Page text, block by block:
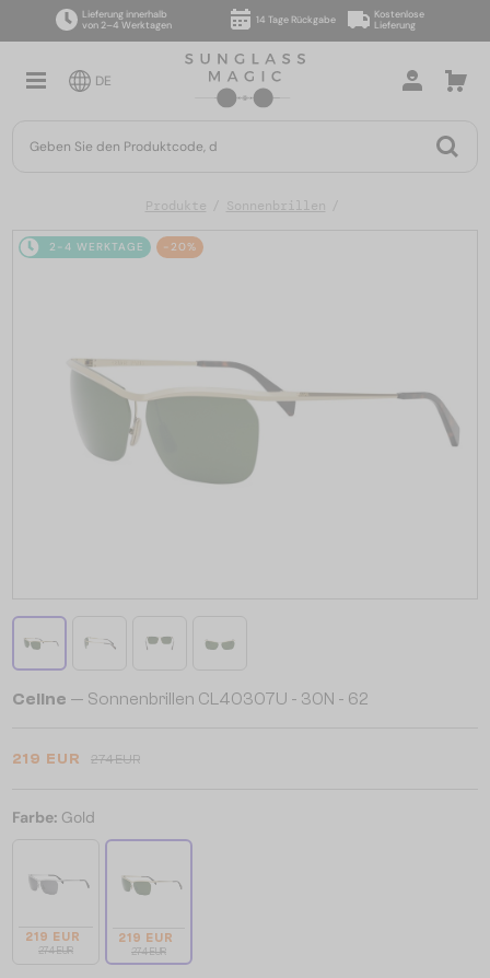
Lieferung innerhalb
von 2–4 Werktagen
14 Tage Rückgabe
Kostenlose
Lieferung
DE
Produkte Sonnenbrillen
2-4 WERKTAGE -20%
Celine — Sonnenbrillen CL40307U - 30N - 62
219 EUR 274 EUR
Farbe: Gold
219 EUR
274 EUR
219 EUR
274 EUR